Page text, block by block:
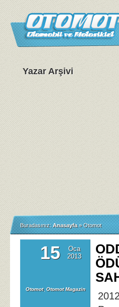
Yazar Arşivi
Buradasınız: Anasayfa » Otomot
15
Oca
2013
Otomot, Otomot Magazin